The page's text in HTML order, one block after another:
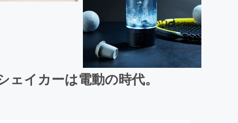
イカーは電動の時代。